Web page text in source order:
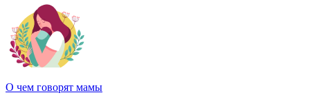
О чем говорят мамы